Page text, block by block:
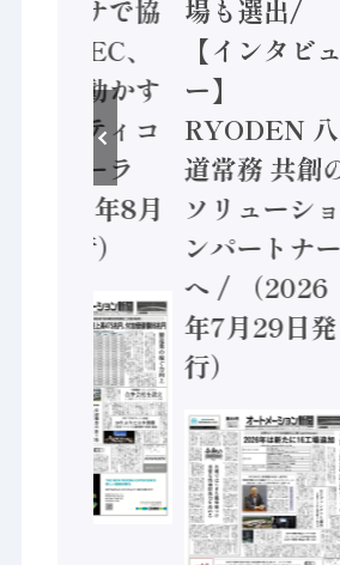
ンセンサで協
業 / IDEC、
安全に動かす
セーフティコ
ントローラ
（2026年8月
5日発行）
場も選出/
【インタビュ
ー】
RYODEN 八
道常務 共創
ソリューショ
ンパートナー
へ / （2026
年7月29日発
行）